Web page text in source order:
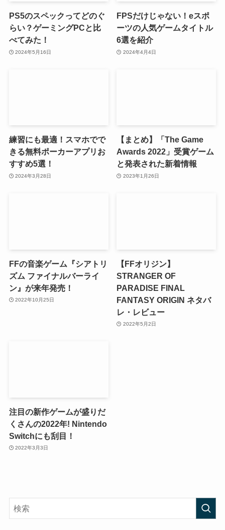
PS5のスペックってどのぐ
らい？ゲーミングPCと比
べてみた！
2024年5月16日
FPSだけじゃない！eスポ
ーツの人気ゲームタイトル
6選を紹介
2024年4月4日
練習にも最適！スマホでで
きる無料ポーカーアプリお
すすめ5選！
2024年3月28日
【まとめ】「The Game
Awards 2022」受賞ゲーム
と発表された新着情報
2023年1月26日
FFの音楽ゲーム『シアトリ
ズム ファイナルバーライ
ン』が来年発売！
2022年10月25日
【FFオリジン】
STRANGER OF
PARADISE FINAL
FANTASY ORIGIN ネタバ
レ・レビュー
2022年5月2日
注目の新作ゲームが盛りだ
くさんの2022年! Nintendo
Switchにも刮目！
2022年3月3日